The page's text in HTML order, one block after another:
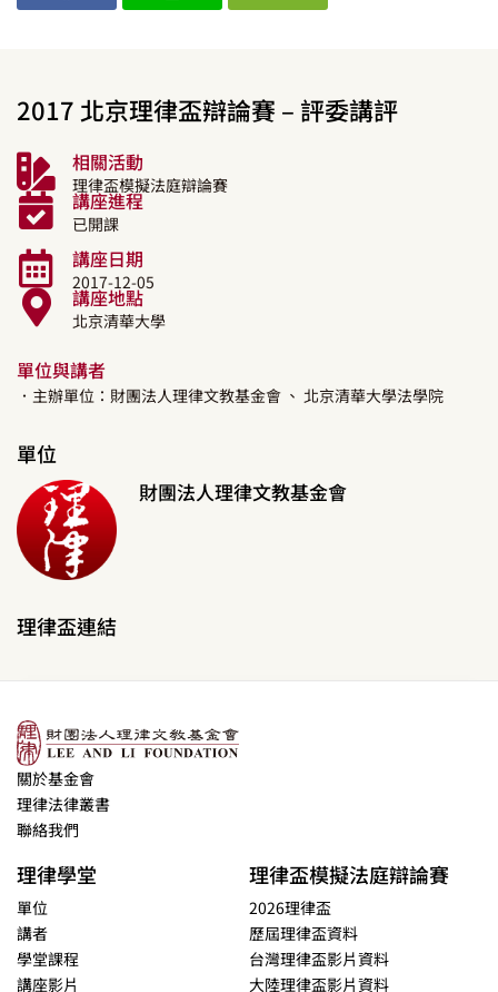
2017 北京理律盃辯論賽 – 評委講評
相關活動
理律盃模擬法庭辯論賽
講座進程
已開課
講座日期
2017-12-05
講座地點
北京清華大學
單位與講者
．主辦單位：財團法人理律文教基金會 、 北京清華大學法學院
單位
財團法人理律文教基金會
理律盃連結
關於基金會
理律法律叢書
聯絡我們
理律學堂
單位
講者
學堂課程
講座影片
理律盃模擬法庭辯論賽
2026理律盃
歷屆理律盃資料
台灣理律盃影片資料
大陸理律盃影片資料